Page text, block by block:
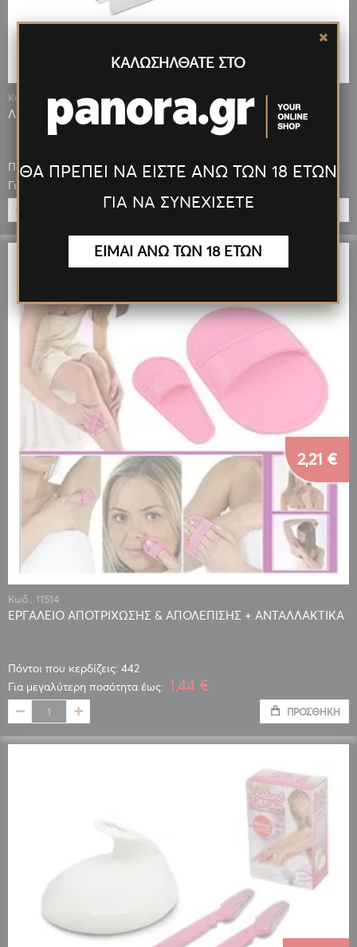
Κωδ.: 07898
ΛΕΠΙΔΕΣ ASTOR BIC ΞΥΡΑΦΑΚΙΑ 5 ΤΕΜ
Πόντοι που κερδίζεις: 55
Για μεγαλύτερη ποσότητα έως:
0,55 €
Κωδ.: 11514
ΕΡΓΑΛΕΙΟ ΑΠΟΤΡΙΧΩΣΗΣ & ΑΠΟΛΕΠΙΣΗΣ + ΑΝΤΑΛΛΑΚΤΙΚΑ
Πόντοι που κερδίζεις: 442
2,21 €
Για μεγαλύτερη ποσότητα έως: 1,44 €
ΠΡΟΣΘΉΚΗ
ΚΑΛΩΣΗΛΘΑΤΕ ΣΤΟ
ΘΑ ΠΡΕΠΕΙ ΝΑ ΕΙΣΤΕ ΑΝΩ ΤΩΝ 18 ΕΤΩΝ
ΓΙΑ ΝΑ ΣΥΝΕΧΙΣΕΤΕ
ΕΙΜΑΙ ΑΝΩ ΤΩΝ 18 ΕΤΩΝ